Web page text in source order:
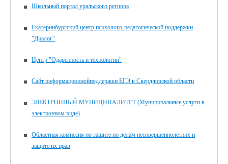
Школьный портал уральского региона
Екатеринбургский центр психолого-педагогической поддержки
"Диалог"
Центр "Одаренность и технологии"
Сайт информационнойподдержки ЕГЭ в Свердловской области
ЭЛЕКТРОННЫЙ МУНИЦИПАЛИТЕТ (Муниципальные услуги в
электронном виде)
Областная комиссия по защите по делам несовершеннолетних и
защите их прав